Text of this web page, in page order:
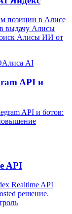
позиции в Алисе
выдачу Алисы
Алисы ИИ от
Алиса AI
API и
API и ботов:
API
Realtime API
решение.